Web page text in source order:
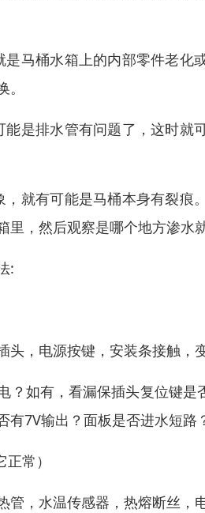
马桶水箱上的内部零件老
是排水管有问题了，这时
就有可能是马桶本身有裂
，然后观察是哪个地方渗水
:
，电源按键，安装条接触，
？如有，看漏保插头复位键
有7V输出？面板是否进水短路
常）
，水温传感器，热熔断丝，